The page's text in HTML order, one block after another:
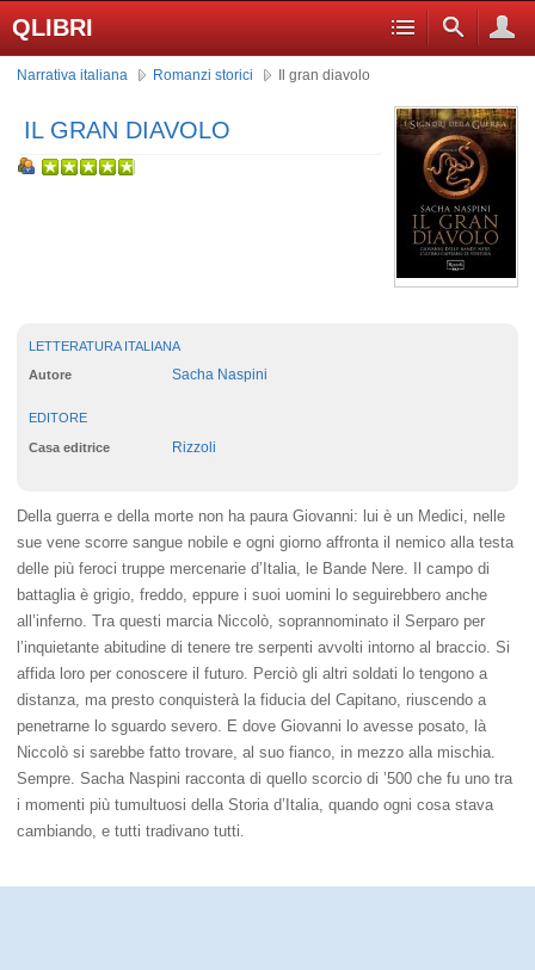
QLIBRI
Narrativa italiana Romanzi storici Il gran diavolo
IL GRAN DIAVOLO
LETTERATURA ITALIANA
Autore Sacha Naspini
EDITORE
Casa editrice Rizzoli
Della guerra e della morte non ha paura Giovanni: lui è un Medici, nelle
sue vene scorre sangue nobile e ogni giorno affronta il nemico alla testa
delle più feroci truppe mercenarie d’Italia, le Bande Nere. Il campo di
battaglia è grigio, freddo, eppure i suoi uomini lo seguirebbero anche
all’inferno. Tra questi marcia Niccolò, soprannominato il Serparo per
l’inquietante abitudine di tenere tre serpenti avvolti intorno al braccio. Si
affida loro per conoscere il futuro. Perciò gli altri soldati lo tengono a
distanza, ma presto conquisterà la fiducia del Capitano, riuscendo a
penetrarne lo sguardo severo. E dove Giovanni lo avesse posato, là
Niccolò si sarebbe fatto trovare, al suo fianco, in mezzo alla mischia.
Sempre. Sacha Naspini racconta di quello scorcio di ’500 che fu uno tra
i momenti più tumultuosi della Storia d’Italia, quando ogni cosa stava
cambiando, e tutti tradivano tutti.